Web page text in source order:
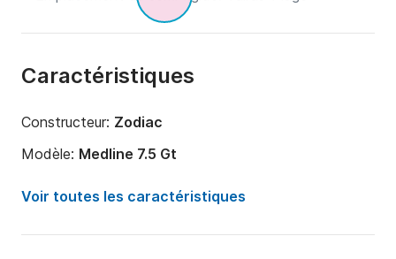
Caractéristiques
Constructeur: Zodiac
Modèle: Medline 7.5 Gt
Puissance moteur:
250cv
Voir toutes les caractéristiques